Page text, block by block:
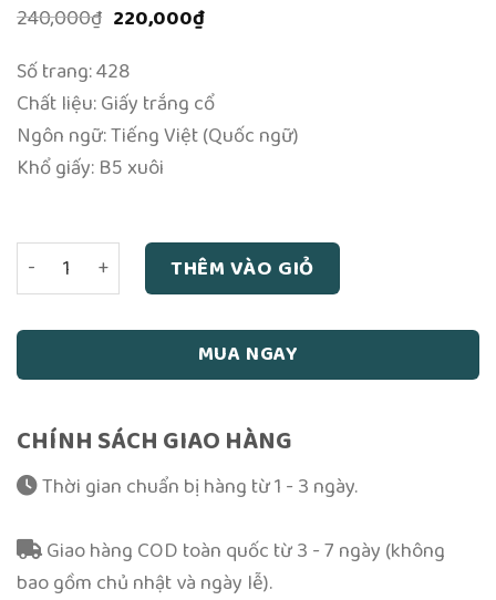
240,000₫ Giá
là:
240,000₫.
220,000₫Giá
220,000₫.
Số trang: 428
Chất liệu: Giấy trắng cổ
Ngôn ngữ: Tiếng Việt (Quốc ngữ)
Khổ giấy: B5 xuôi
Quyền Mưu Thần Bí - Đại Điển Tích Văn Hóa Trung Hoa
THÊM VÀO GIỎ
MUA NGAY
CHÍNH SÁCH GIAO HÀNG
Thời gian chuẩn bị hàng từ 1 - 3 ngày.
Giao hàng COD toàn quốc từ 3 - 7 ngày (không
bao gồm chủ nhật và ngày lễ).